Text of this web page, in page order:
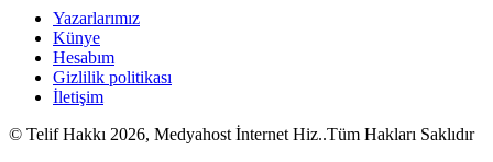
Yazarlarımız
Künye
Hesabım
Gizlilik politikası
İletişim
© Telif Hakkı 2026, Medyahost İnternet Hiz..Tüm Hakları Saklıdır